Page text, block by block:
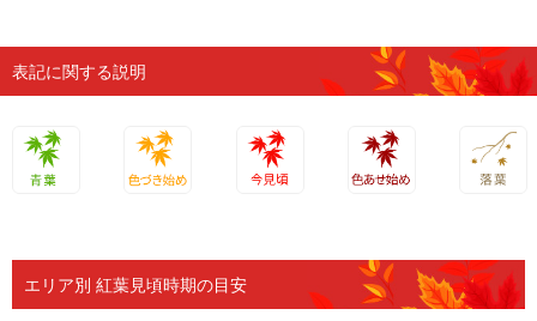
表記に関する説明
エリア別 紅葉見頃時期の目安